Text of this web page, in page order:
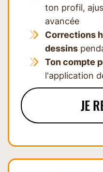
ton profil,
avancée
Corrections
dessins
Ton compte
l'application
JE